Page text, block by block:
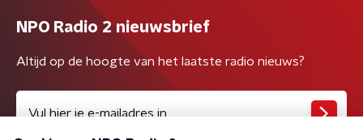
NPO Radio 2 nieuwsbrief
Altijd op de hoogte van het laatste radio nieuws?